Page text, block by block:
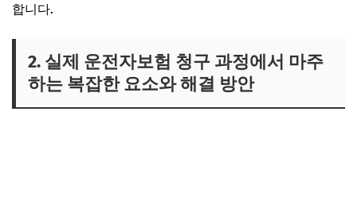
합니다.
2. 실제 운전자보험 청구 과정에서 마주
하는 복잡한 요소와 해결 방안